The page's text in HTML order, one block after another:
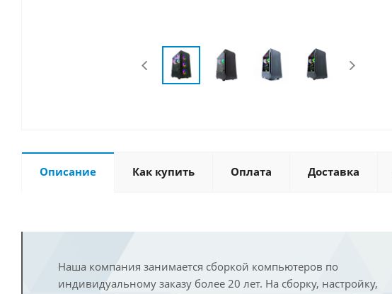
Описание Как купить Оплата Доставка
Наша компания занимается сборкой компьютеров по
индивидуальному заказу более 20 лет. На сборку, настройку,